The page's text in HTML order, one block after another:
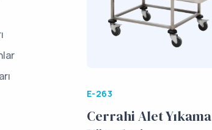
E-263
Cerrahi Alet Yıkama